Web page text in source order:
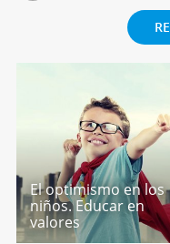
El optimismo en los
niños. Educar en
valores